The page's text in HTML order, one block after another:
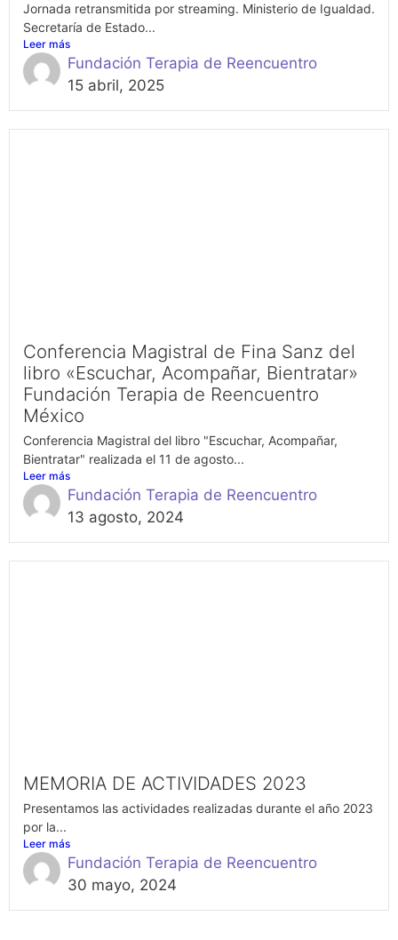
Jornada retransmitida por streaming. Ministerio de Igualdad.
Secretaría de Estado...
Leer más
Fundación Terapia de Reencuentro
15 abril, 2025
Conferencia Magistral de Fina Sanz del
libro «Escuchar, Acompañar, Bientratar»
Fundación Terapia de Reencuentro
México
Conferencia Magistral del libro "Escuchar, Acompañar,
Bientratar" realizada el 11 de agosto...
Leer más
Fundación Terapia de Reencuentro
13 agosto, 2024
MEMORIA DE ACTIVIDADES 2023
Presentamos las actividades realizadas durante el año 2023
por la...
Leer más
Fundación Terapia de Reencuentro
30 mayo, 2024